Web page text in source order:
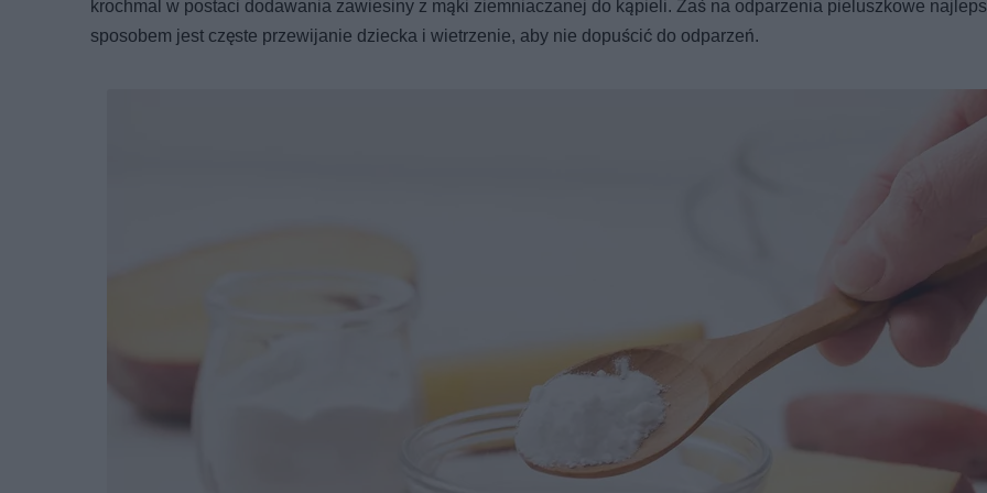
krochmal w postaci dodawania zawiesiny z mąki ziemniaczanej do kąpieli. Zaś na odparzenia pieluszkowe
sposobem jest częste przewijanie dziecka i wietrzenie, aby nie dopuścić do odparzeń.